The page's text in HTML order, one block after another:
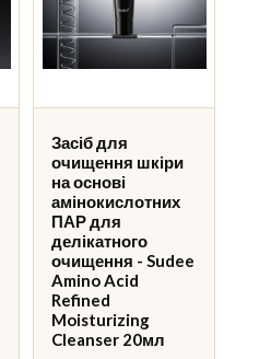
Засіб для
очищення шкіри
на основі
амінокислотних
ПАР для
делікатного
очищення - Sudee
Amino Acid
Refined
Moisturizing
Cleanser 20мл